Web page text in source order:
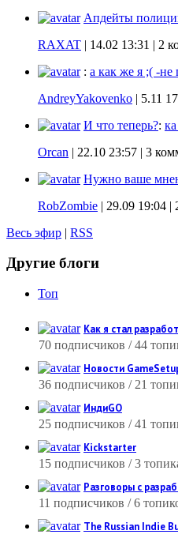
Апдейты
RAXAT | 14.02 13:31 | 2
: а как же я ;( -не
AndreyYakovenko | 5.11
И что теперь?:
Orcan | 22.10 23:57 | 3
Нужно ваше
RobZombie | 29.09 19:04 |
Весь эфир | RSS
Другие блоги
Топ
Как я стал
70 подписчиков / 44
Новости
36 подписчиков / 21
ИндиGO
25 подписчиков / 41
Kickstarter
15 подписчиков / 3
Разговоры с
11 подписчиков / 6
The Russian Indie